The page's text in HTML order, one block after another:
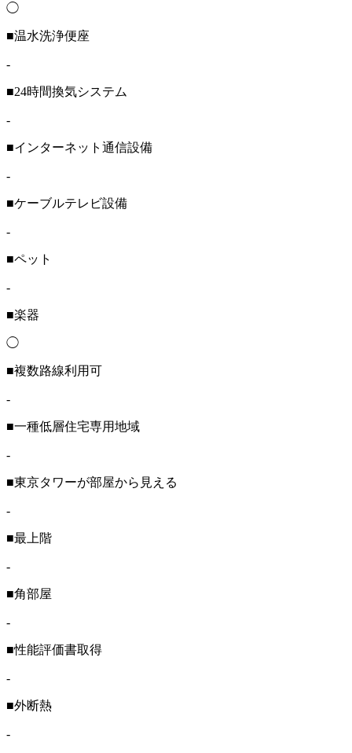
◯
■温水洗浄便座
-
■24時間換気システム
-
■インターネット通信設備
-
■ケーブルテレビ設備
-
■ペット
-
■楽器
◯
■複数路線利用可
-
■一種低層住宅専用地域
-
■東京タワーが部屋から見える
-
■最上階
-
■角部屋
-
■性能評価書取得
-
■外断熱
-